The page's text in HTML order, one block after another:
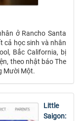
ở Rancho Santa
cả học sinh và nhân
Bắc California, bị
theo nhật báo The
Mười Một.
Little
Saigon: